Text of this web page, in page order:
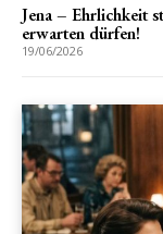
Jena – Ehrlichkeit
erwarten dürfen!
19/06/2026